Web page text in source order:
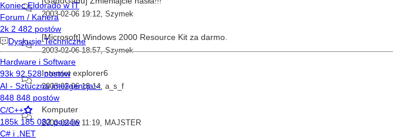
2003-02-06 19:12, Szymek
[Microsoft] Windows 2000 Resource Kit za darmo.
2003-02-06 18:57,Szymek
Internet explorer6
2003-02-06 18:14, a_s_f
Komputer
2003-02-06 11:19 MAJSTER